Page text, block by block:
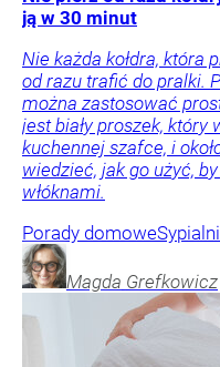
ją w 30 minut
Nie każda kołdra, która
od razu trafić do pralki.
można zastosować
jest biały proszek,
kuchennej szafce, i
wiedzieć, jak go użyć,
włóknami.
Porady domowe
Magda Grefkowicz